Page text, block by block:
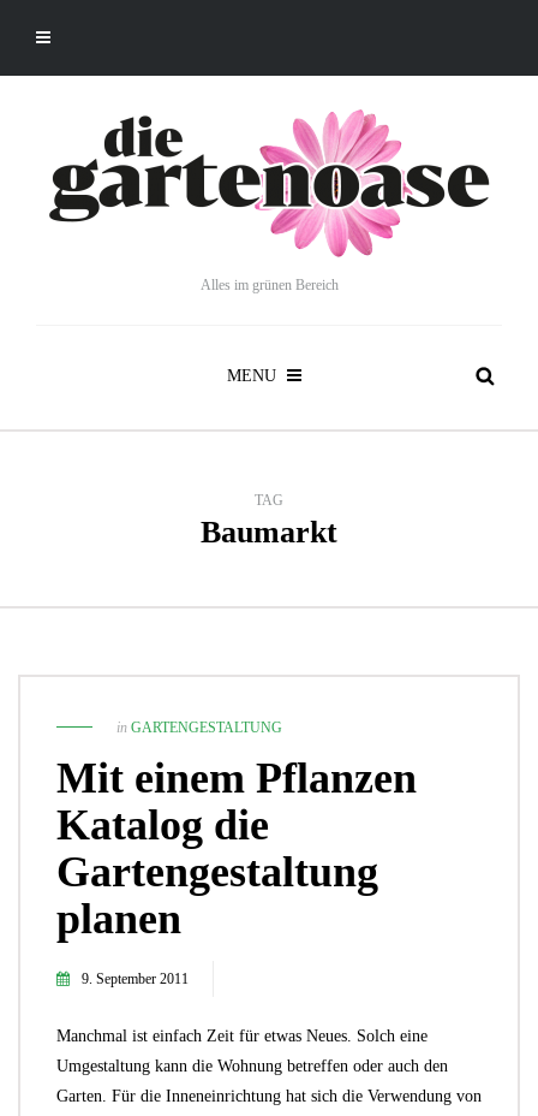
Alles im grünen Bereich
MENU
TAG
Baumarkt
in GARTENGESTALTUNG
Mit einem Pflanzen
Katalog die
Gartengestaltung
planen
9. September 2011
Manchmal ist einfach Zeit für etwas Neues. Solch eine
Umgestaltung kann die Wohnung betreffen oder auch den
Garten. Für die Inneneinrichtung hat sich die Verwendung von